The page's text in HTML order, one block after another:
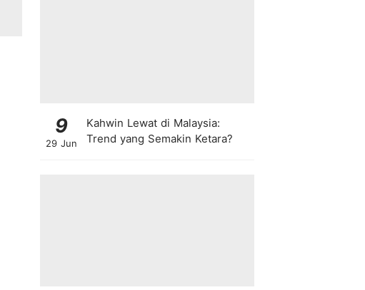
9
29 Jun
Kahwin Lewat di Malaysia:
Trend yang Semakin Ketara?